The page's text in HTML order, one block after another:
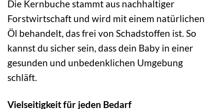
Die Kernbuche stammt aus nachhaltiger
Forstwirtschaft und wird mit einem natürlichen
Öl behandelt, das frei von Schadstoffen ist. So
kannst du sicher sein, dass dein Baby in einer
gesunden und unbedenklichen Umgebung
schläft.
Vielseitigkeit für jeden Bedarf